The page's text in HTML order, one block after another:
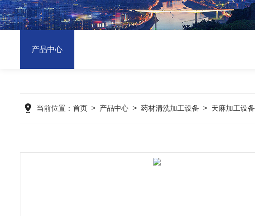
产品中心
当前位置： 首页> 产品中心> 药材清洗加工设备 > 天麻加工设备